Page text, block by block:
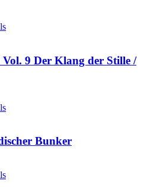
9 Der Klang der Stille /
Bunker